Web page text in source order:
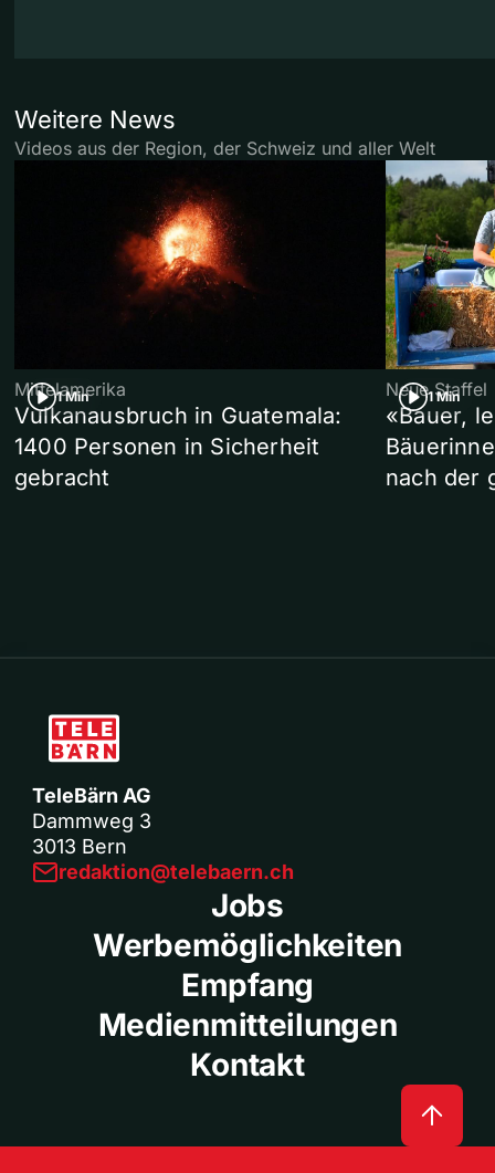
Weitere News
Videos aus der Region, der Schweiz und aller Welt
1 Min
Mittelamerika
Vulkanausbruch in Guatemala:
1400 Personen in Sicherheit
gebracht
1 Min
Neue Staffel
«Bauer,
nach der
TeleBärn AG
Dammweg 3
3013 Bern
redaktion@telebaern.ch
Jobs
Werbemöglichkeiten
Empfang
Medienmitteilungen
Kontakt